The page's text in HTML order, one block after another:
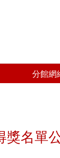
分館網
獎名單